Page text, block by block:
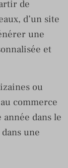
de
d’un site
une
et
ou
commerce
dans le
une